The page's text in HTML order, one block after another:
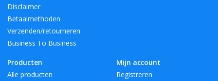
Disclaimer
Betaalmethoden
Verzenden/retourneren
Business To Business
Producten
Alle producten
Mijn account
Registreren